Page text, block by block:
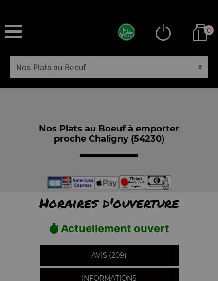
0
Nos Plats au Boeuf à emporter
proche Chaligny (54230)
Horaires d'ouverture
Actuellement ouvert
AVIS (209)
INFORMATIONS